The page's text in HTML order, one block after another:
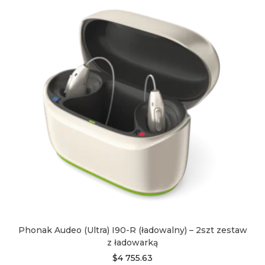
wariantów.
Opcje
można
stronie
produktu
Phonak Audeo (Ultra) I90-R (ładowalny) – 2szt zestaw
z ładowarką
$4 755.63